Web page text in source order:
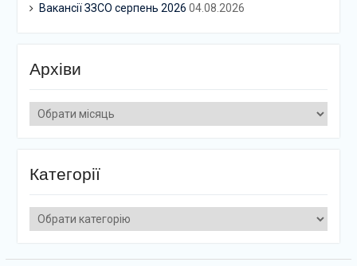
Вакансії ЗЗСО серпень 2026 04.08.2026
Архіви
Архіви
Категорії
Категорії